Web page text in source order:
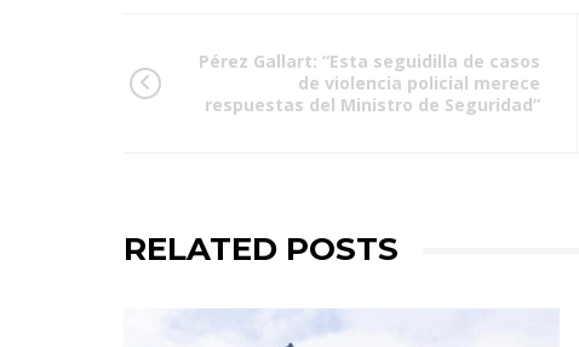
Pérez Gallart: “Esta seguidilla de casos
de violencia policial merece
respuestas del Ministro de Seguridad”
RELATED POSTS